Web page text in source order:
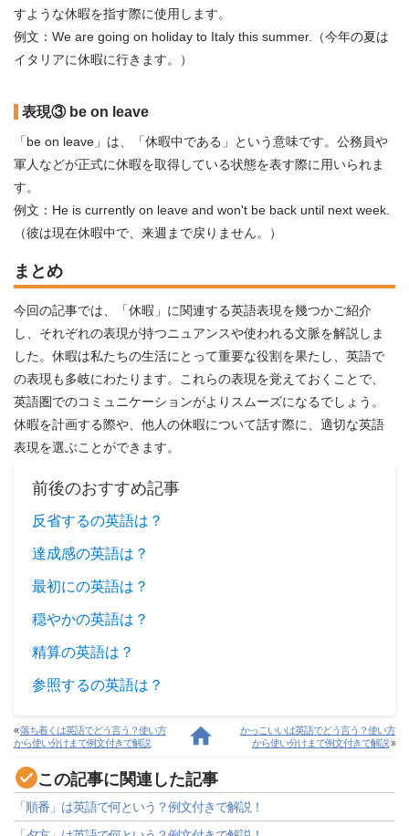
すような休暇を指す際に使用します。
例文：We are going on holiday to Italy this summer.（今年の夏は
イタリアに休暇に行きます。）
表現③ be on leave
「be on leave」は、「休暇中である」という意味です。公務員や
軍人などが正式に休暇を取得している状態を表す際に用いられま
す。
例文：He is currently on leave and won't be back until next week.
（彼は現在休暇中で、来週まで戻りません。）
まとめ
今回の記事では、「休暇」に関連する英語表現を幾つかご紹介
し、それぞれの表現が持つニュアンスや使われる文脈を解説しま
した。休暇は私たちの生活にとって重要な役割を果たし、英語で
の表現も多岐にわたります。これらの表現を覚えておくことで、
英語圏でのコミュニケーションがよりスムーズになるでしょう。
休暇を計画する際や、他人の休暇について話す際に、適切な英語
表現を選ぶことができます。
前後のおすすめ記事
反省するの英語は？
達成感の英語は？
最初にの英語は？
穏やかの英語は？
精算の英語は？
参照するの英語は？
«落ち着くは英語でどう言う？使い方
から使い分けまで例文付きで解説
かっこいいは英語でどう言う？使い方
から使い分けまで例文付きで解説»
この記事に関連した記事
「順番」は英語で何という？例文付きで解説！